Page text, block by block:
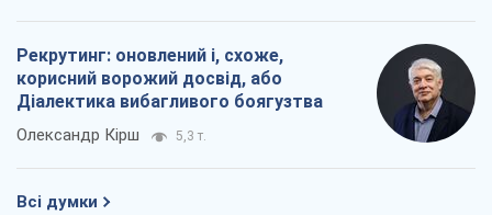
Рекрутинг: оновлений і, схоже,
корисний ворожий досвід, або
Діалектика вибагливого боягузтва
Олександр Кірш 5,3 т.
Всі думки